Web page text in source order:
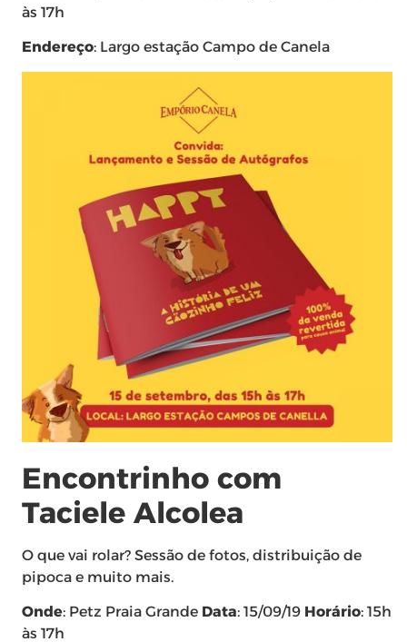
às 17h
Endereço: Largo estação Campo de Canela
Encontrinho com
Taciele Alcolea
O que vai rolar? Sessão de fotos, distribuição de
pipoca e muito mais.
Onde: Petz Praia Grande Data: 15/09/19 Horário: 15h
às 17h